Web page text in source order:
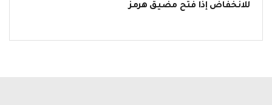
للانخفاض إذا فُتح مضيق هرمز